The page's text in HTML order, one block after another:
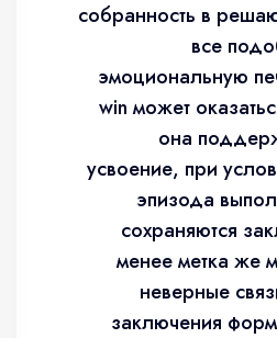
собранность в
все
эмоциональную
win может
она
усвоение, при
эпизода
сохраняются
менее метка же
неверные
заключения